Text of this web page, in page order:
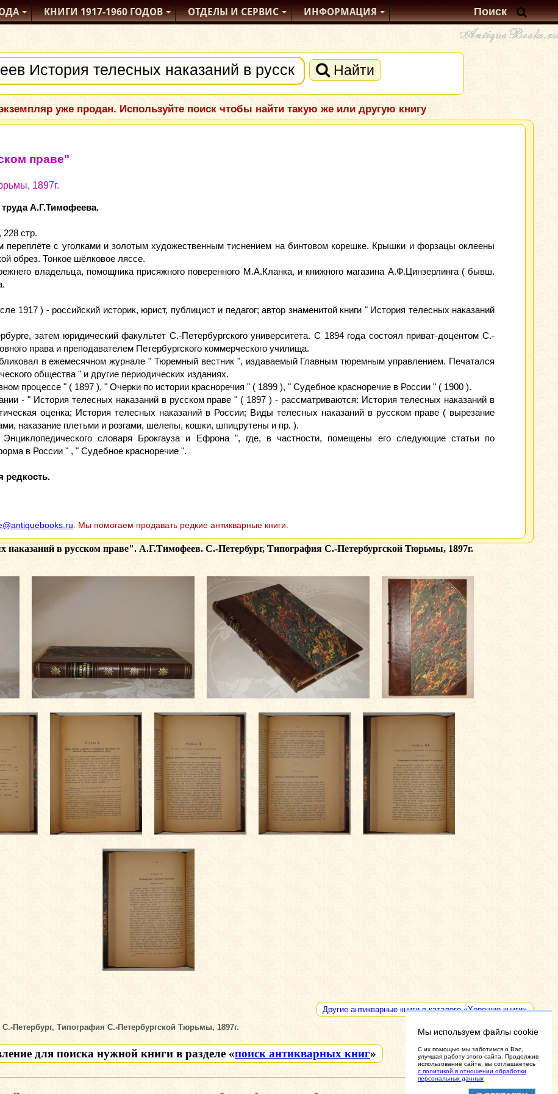
КНИГИ1917-1960ГОДОВ ОТДЕЛЫИ СЕРВИС ИНФОРМАЦИЯ
Найти
уже продан. Используйте поиск чтобы найти такую же или другую книгу
праве"
1897г.
А.Г.Тимофеева.
стр.
переплёте с уголками и золотым художественным тиснением на бинтовом корешке. Крышки и форзацы оклеены
обрез. Тонкое шёлковое ляссе.
владельца, помощника присяжного поверенного М.А.Кланка, и книжного магазина А.Ф.Цинзерлинга ( бывш.
1917 ) - российский историк, юрист, публицист и педагог; автор знаменитой книги " История телесных наказаний
затем юридический факультет С.-Петербургского университета. С 1894 года состоял приват-доцентом С.-
права и преподавателем Петербургского коммерческого училища.
в ежемесячном журнале " Тюремный вестник ", издаваемый Главным тюремным управлением. Печатался
общества " и другие периодических изданиях.
процессе " ( 1897 ), " Очерки по истории красноречия " ( 1899 ), " Судебное красноречие в России " ( 1900 ).
- " История телесных наказаний в русском праве " ( 1897 ) - рассматриваются: История телесных наказаний в
оценка; История телесных наказаний в России; Виды телесных наказаний в русском праве ( вырезание
наказание плетьми и розгами, шелепы, кошки, шпицрутены и пр. ).
словаря Брокгауза и Ефрона ", где, в частности, помещены его следующие статьи по
в России " , " Судебное красноречие ".
редкость.
. Мы помогаем продавать редкие антикварные книги.
наказаний в русском праве". А.Г.Тимофеев. С.-Петербург, Типография С.-Петербургской Тюрьмы, 1897г.
Другие антикварные книги в каталоге «Хорошие книги»
Петербург, Типография С.-Петербургской Тюрьмы, 1897г.
для поиска нужной книги в разделе «поиск антикварных книг»
Мы используем файлы cookie
C их помощью мы заботимся о Вас,
улучшая работу этого сайта. Продолжив
использование сайта, вы соглашаетесь
с политикой в отношении обработки
персональных данных